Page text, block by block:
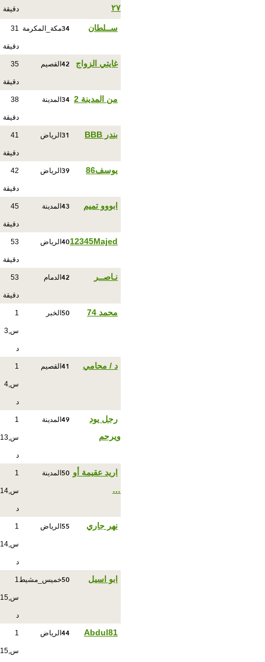
٢٧
دقيقة
ســلطان 34مكة_المكرمة 31
دقيقة
غايتي الزواج 42 القصيم 35
دقيقة
من المدينة 2 34 المدينة 38
دقيقة
بندر BBB 31 الرياض 41
دقيقة
يوسف86 39 الرياض 42
دقيقة
ابووو تميم 43 المدينة 45
دقيقة
12345Majed
40 الرياض 53
دقيقة
نـاصــر 42 الدمام 53
دقيقة
محمد 74 50 الخبر 1
س,3
د
د / محامي 41 القصيم 1
س,4
د
رجل يود
ويرحم
49 المدينة 1
س,13
د
اريد عقيمة أو
…
50 المدينة 1
س,14
د
نهر جاري 55 الرياض 1
س,14
د
ابو اسيل 50خميس_مشيط1
س,15
د
Abdul81
44 الرياض 1
س,15